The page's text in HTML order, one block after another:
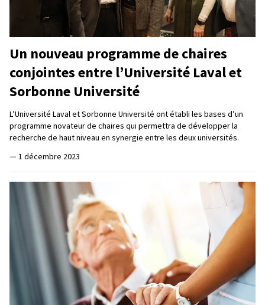
Un nouveau programme de chaires
conjointes entre l’Université Laval et
Sorbonne Université
L’Université Laval et Sorbonne Université ont établi les bases d’un
programme novateur de chaires qui permettra de développer la
recherche de haut niveau en synergie entre les deux universités.
— 1 décembre 2023